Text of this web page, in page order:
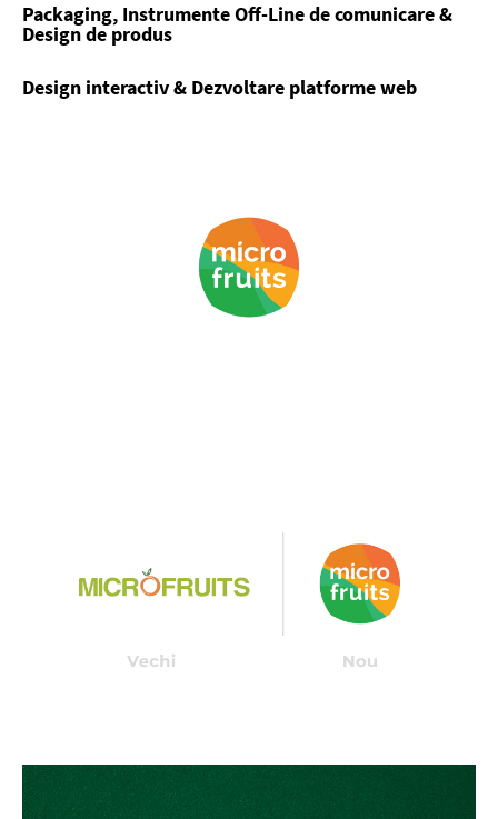
Packaging, Instrumente Off-Line de comunicare &
Design de produs
Design interactiv & Dezvoltare platforme web